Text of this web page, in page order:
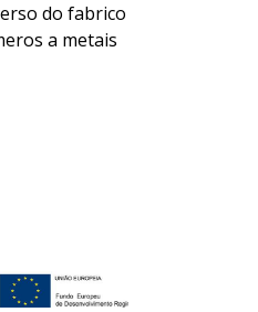
do fabrico
a metais